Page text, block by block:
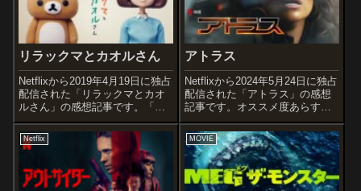
リラックマとカオルさん
Netflixから2019年4月19日に独占
配信された「リラックマとカオ
ルさん」の感想記事です。「ど
ーもくん」や「こまねこ」シリ
ーズなどストップモーションア
ニメの制作で知られるスタジ
オ・ドワーフによるコマ撮りの
作品です。オススメ度あらすじ
＆...
アトラス
Netflixから2024年5月24日に独占
配信された「アトラス」の感想
記事です。オススメ度あらすじ
＆予告編AIに強い不信感を抱く
優秀な対テロ分析官が、反逆ロ
ボットを捕らえる任務に参加。
だがその作戦が思わぬ展開を迎
えた時、AIこそが彼女に残...
Netflix MOVIE